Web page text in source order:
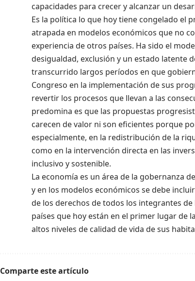
capacidades para crecer yalcanzar un
Es la política lo que hoy tiene congelado el
atrapada en modelos económicos que no
experiencia de otros países. Ha sido el
desigualdad, exclusión y un estado latente
transcurrido largos períodos en que
Congreso en la implementación de sus
revertir los procesos que llevan a las
predomina es que las propuestas
carecen de valor ni son eficientes porque
especialmente, en la redistribución de la
como en la intervención directa en las
inclusivo y sostenible.
La economía es un área de la gobernanza
y en los modelos económicos se debe
de los derechos de todos los integrantes de
países que hoy están en el primer lugarde la
altos niveles de calidad de vida desus
Comparte este artículo